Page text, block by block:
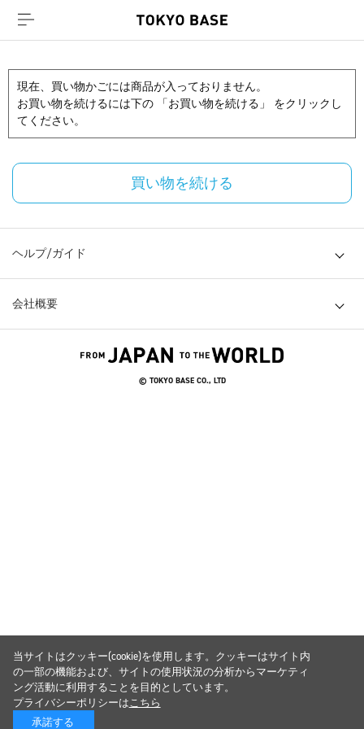
現在、買い物かごには商品が入っておりません。
お買い物を続けるには下の 「お買い物を続ける」 をクリックし
てください。
買い物を続ける
ヘルプ/ガイド
会社概要
© TOKYO BASE CO., LTD
当サイトはクッキー(cookie)を使用します。クッキーはサイト内
の一部の機能および、サイトの使用状況の分析からマーケティ
ング活動に利用することを目的としています。
プライバシーポリシーはこちら
承諾する